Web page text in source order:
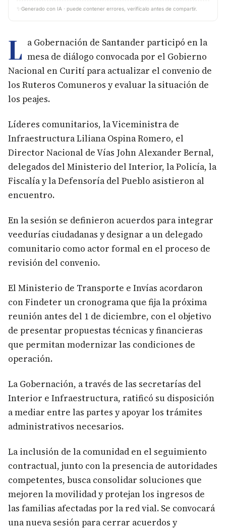
✨ Generado con IA · puede contener errores, verifícalo antes de compartir.
L a Gobernación de Santander participó en la
mesa de diálogo convocada por el Gobierno
Nacional en Curití para actualizar el convenio de
los Ruteros Comuneros y evaluar la situación de
los peajes.
Líderes comunitarios, la Viceministra de
Infraestructura Liliana Ospina Romero, el
Director Nacional de Vías John Alexander Bernal,
delegados del Ministerio del Interior, la Policía, la
Fiscalía y la Defensoría del Pueblo asistieron al
encuentro.
En la sesión se definieron acuerdos para integrar
veedurías ciudadanas y designar a un delegado
comunitario como actor formal en el proceso de
revisión del convenio.
El Ministerio de Transporte e Invías acordaron
con Findeter un cronograma que fija la próxima
reunión antes del 1 de diciembre, con el objetivo
de presentar propuestas técnicas y financieras
que permitan modernizar las condiciones de
operación.
La Gobernación, a través de las secretarías del
Interior e Infraestructura, ratificó su disposición
a mediar entre las partes y apoyar los trámites
administrativos necesarios.
La inclusión de la comunidad en el seguimiento
contractual, junto con la presencia de autoridades
competentes, busca consolidar soluciones que
mejoren la movilidad y protejan los ingresos de
las familias afectadas por la red vial. Se convocará
una nueva sesión para cerrar acuerdos y